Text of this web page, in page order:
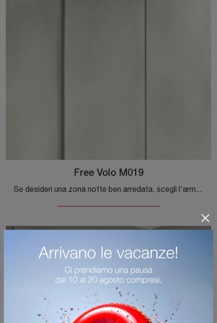
Free Volo M019
Se desideri una zona notte ben arredata, scegli l'armadio Free Volo M019 con ante scorrevoli di Colombini Casa!